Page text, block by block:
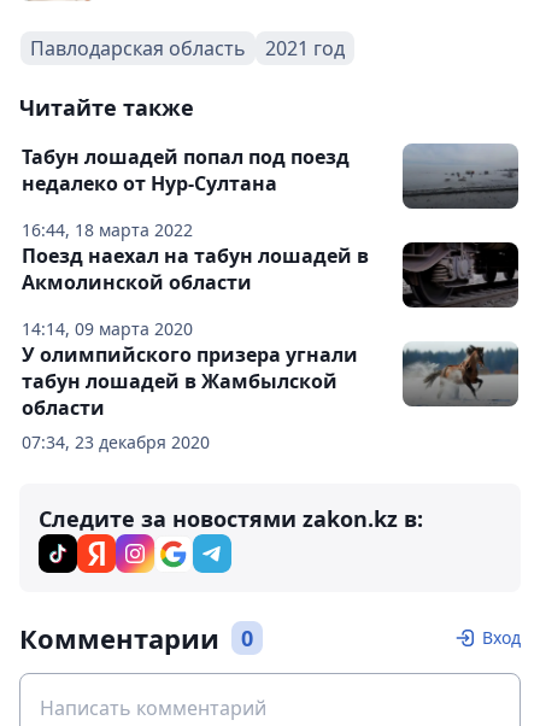
Павлодарская область 2021 год
Читайте также
16:44, 18 марта 2022
Табун лошадей попал под поезд
недалеко от Нур-Султана
14:14, 09 марта 2020
Поезд наехал на табун лошадей в
Акмолинской области
07:34, 23 декабря 2020
У олимпийского призера угнали
табун лошадей в Жамбылской
области
Следите за новостями zakon.kz в:
Комментарии 0 Вход